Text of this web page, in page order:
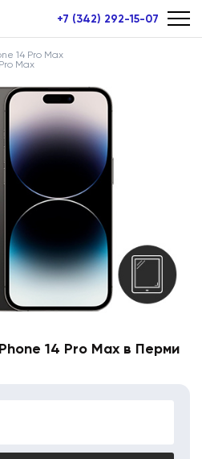
+7 (342) 292-15-07
14 Pro Max
Max
14 Pro Max в Перми